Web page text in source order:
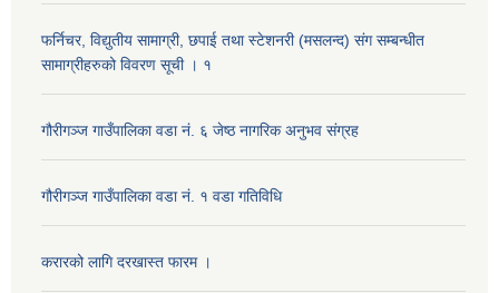
फर्निचर, विद्युतीय सामाग्री, छपाई तथा स्टेशनरी (मसलन्द) संग सम्बन्धीत
सामाग्रीहरुको विवरण सूची । १
गौरीगञ्‍ज गाउँपालिका वडा नं. ६ जेष्ठ नागरिक अनुभव संग्रह
गौरीगञ्‍ज गाउँपालिका वडा नं. १ वडा गतिविधि
करारको लागि दरखास्त फारम ।